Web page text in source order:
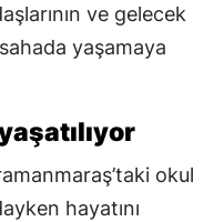
ve gelecek
yaşamaya
okul
hayatını